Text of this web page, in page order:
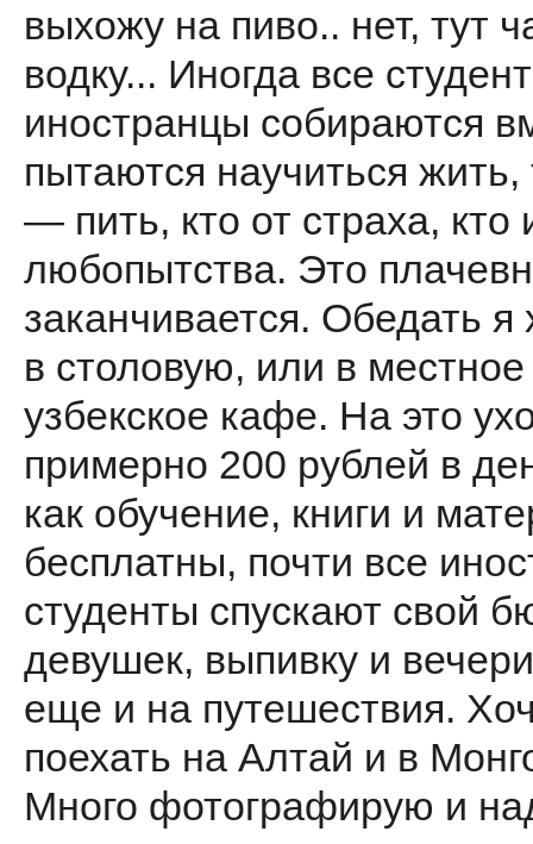
выхожу на пиво.. нет, тут
водку... Иногда все
иностранцы собираются
пытаются научиться жить,
— пить, кто от страха, кто
любопытства. Это
заканчивается. Обедать я
в столовую, или в местное
узбекское кафе. На это
примерно 200 рублей в
как обучение, книги и
бесплатны, почти все
студенты спускают свой
девушек, выпивку и
еще и на путешествия.
поехать на Алтай и в
Много фотографирую и